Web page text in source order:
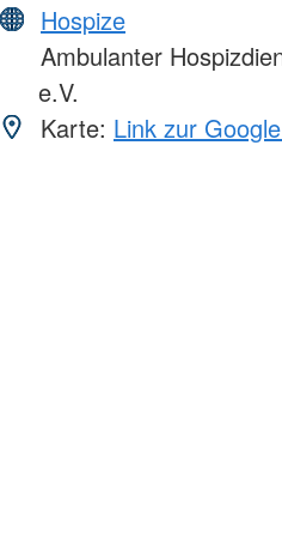
Hospize
Ambulanter
e.V.
Karte: Link zur